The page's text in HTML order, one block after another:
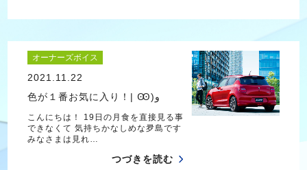
オーナーズボイス
2021.11.22
色が１番お気に入り！| Ꙭ)و
こんにちは！ 19日の月食を直接見る事
できなくて 気持ちかなしめな夛島です
みなさまは見れ…
つづきを読む